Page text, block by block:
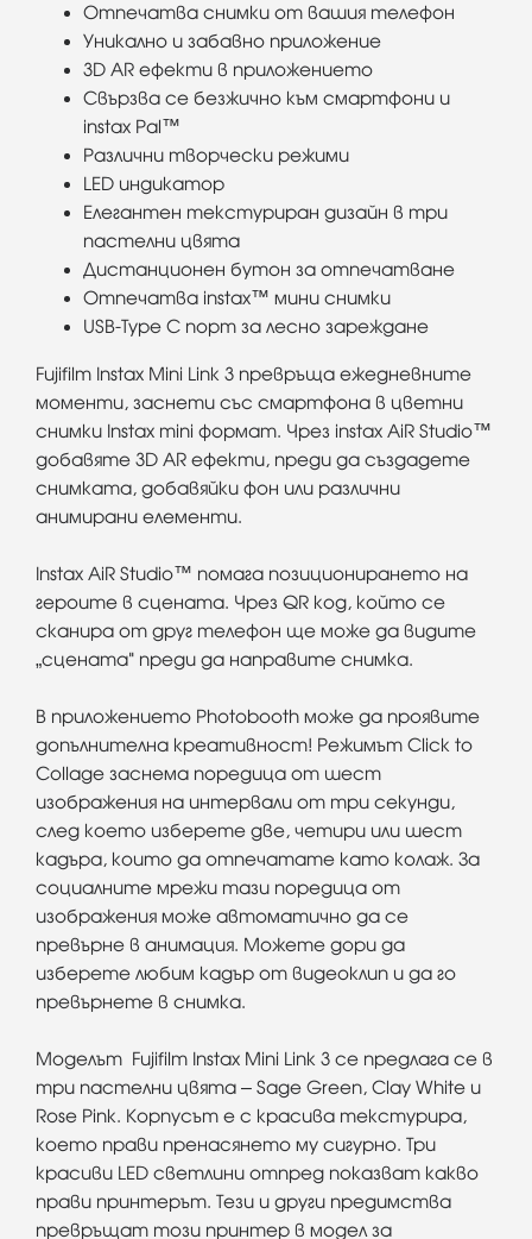
Отпечатва снимки от вашия телефон
Уникално и забавно приложение
3D AR ефекти в приложението
Свързва се безжично към смартфони и
instax Pal™
Различни творчески режими
LED индикатор
Елегантен текстуриран дизайн в три
пастелни цвята
Дистанционен бутон за отпечатване
Отпечатва instax™ мини снимки
USB-Type C порт за лесно зареждане
Fujifilm Instax Mini Link 3 превръща ежедневните
моменти, заснети със смартфона в цветни
снимки Instax mini формат. Чрез instax AiR Studio™
добавяте 3D AR ефекти, преди да създадете
снимката, добавяйки фон или различни
анимирани елементи.
Instax AiR Studio™ помага позиционирането на
героите в сцената. Чрез QR код, който се
сканира от друг телефон ще може да видите
„сцената" преди да направите снимка.
В приложението Photobooth може да проявите
допълнителна креативност! Режимът Click to
Collage заснема поредица от шест
изображения на интервали от три секунди,
след което изберете две, четири или шест
кадъра, които да отпечатате като колаж. За
социалните мрежи тази поредица от
изображения може автоматично да се
превърне в анимация. Можете дори да
изберете любим кадър от видеоклип и да го
превърнете в снимка.
Моделът Fujifilm Instax Mini Link 3 се предлага се в
три пастелни цвята – Sage Green, Clay White и
Rose Pink. Корпусът е с красива текстурира,
което прави пренасянето му сигурно. Три
красиви LED светлини отпред показват какво
прави принтерът. Тези и други предимства
превръщат този принтер в модел за